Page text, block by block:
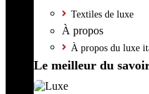
Textiles de luxe
À propos
À propos du luxe
Le meilleur du